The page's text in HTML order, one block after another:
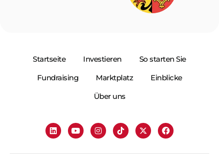
Startseite Investieren
So starten Sie
Fundraising
Marktplatz
Einblicke
Über uns